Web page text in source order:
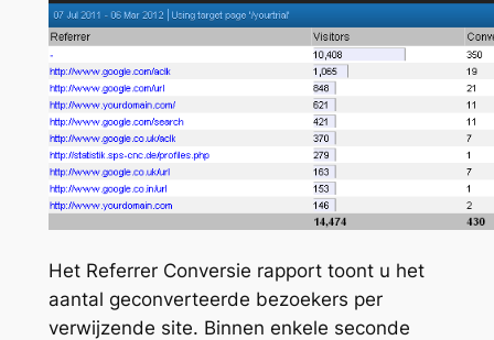
Het Referrer Conversie rapport toont u het
aantal geconverteerde bezoekers per
verwijzende site. Binnen enkele seconde